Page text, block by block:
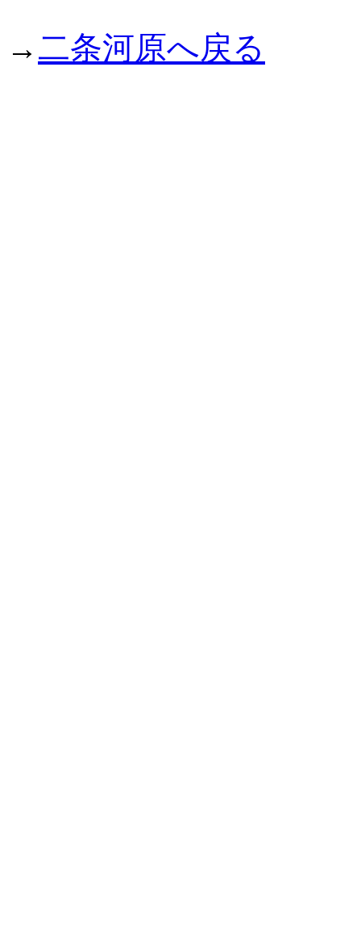
→ 二条河原へ戻る